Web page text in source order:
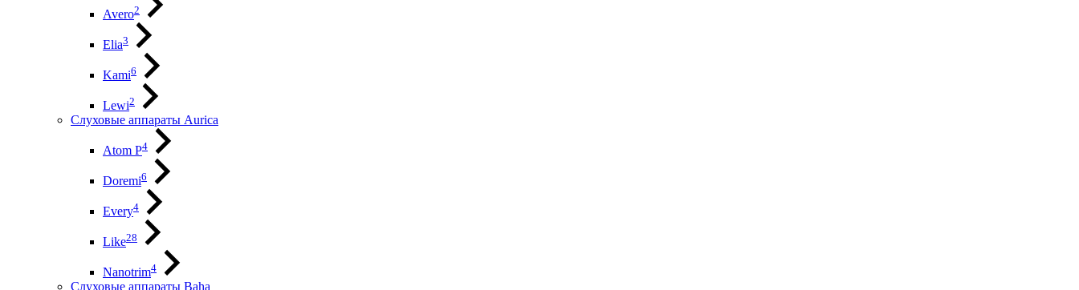
Avero2
Elia3
Kami6
Lewi2
Слуховые аппараты Aurica
Atom P4
Doremi6
Every4
Like28
Nanotrim4
Слуховые аппараты Baha